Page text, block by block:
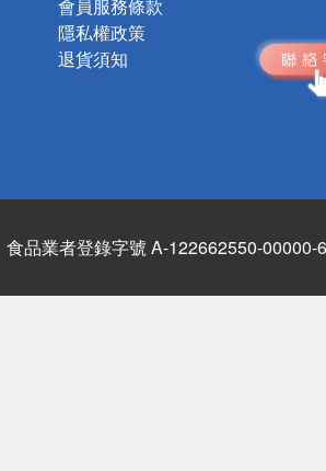
會員服務條款
隱私權政策
退貨須知
食品業者登錄字號 A-122662550-00000-6